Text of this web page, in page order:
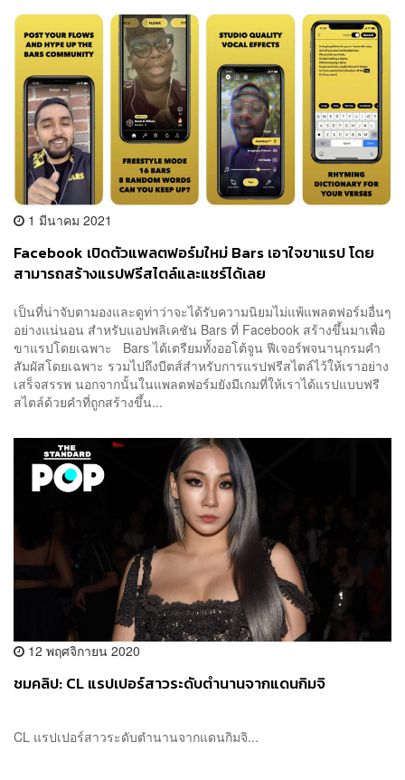
1 มีนาคม 2021
Facebook เปิดตัวแพลตฟอร์มใหม่ Bars เอาใจขาแรป โดย
สามารถสร้างแรปฟรีสไตล์และแชร์ได้เลย
เป็นที่น่าจับตามองและดูท่าว่าจะได้รับความนิยมไม่แพ้แพลตฟอร์มอื่นๆ
อย่างแน่นอน สำหรับแอปพลิเคชัน Bars ที่ Facebook สร้างขึ้นมาเพื่อ
ขาแรปโดยเฉพาะ Bars ได้เตรียมทั้งออโต้จูน ฟีเจอร์พจนานุกรมคำ
สัมผัสโดยเฉพาะ รวมไปถึงบีตส์สำหรับการแรปฟรีสไตล์ไว้ให้เราอย่าง
เสร็จสรรพ นอกจากนั้นในแพลตฟอร์มยังมีเกมที่ให้เราได้แรปแบบฟรี
สไตล์ด้วยคำที่ถูกสร้างขึ้น...
12 พฤศจิกายน 2020
ชมคลิป: CL แรปเปอร์สาวระดับตำนานจากแดนกิมจิ
CL แรปเปอร์สาวระดับตำนานจากแดนกิมจิ...